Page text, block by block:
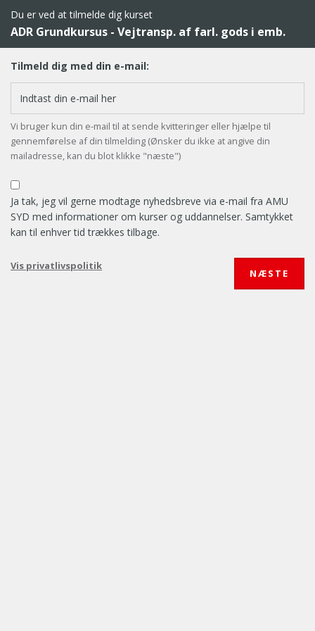
Du er ved at tilmelde dig kurset
ADR Grundkursus - Vejtransp. af farl. gods i emb.
Tilmeld dig med din e-mail:
Vi bruger kun din e-mail til at sende kvitteringer eller hjælpe til
gennemførelse af din tilmelding (Ønsker du ikke at angive din
mailadresse, kan du blot klikke "næste")
Ja tak, jeg vil gerne modtage nyhedsbreve via e-mail fra AMU
SYD med informationer om kurser og uddannelser. Samtykket
kan til enhver tid trækkes tilbage.
Vis privatlivspolitik